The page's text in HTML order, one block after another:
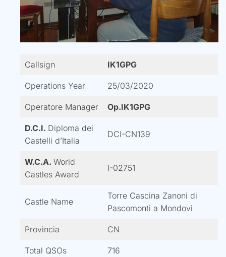
Callsign IK1GPG
Operations Year 25/03/2020
Operatore Manager Op.IK1GPG
D.C.I. Diploma dei
Castelli d’Italia
DCI-CN139
W.C.A. World
Castles Award
I-02751
Castle Name
Torre Cascina Zanoni di
Pascomonti a Mondovì
Provincia CN
Total QSOs 716